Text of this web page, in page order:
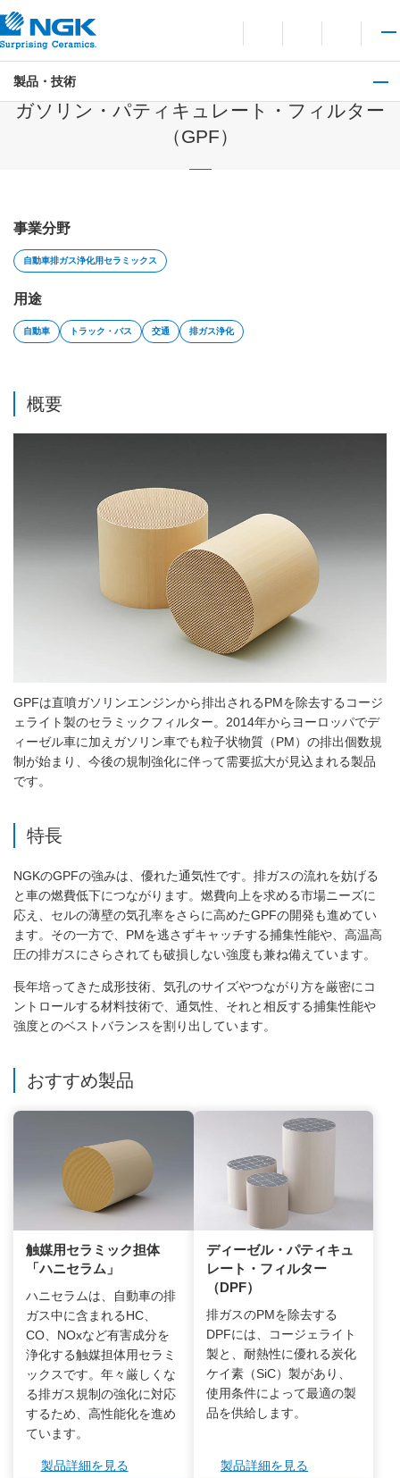
言語切り替えメニュー
サイト内検索を開
お問い合わせ
メイ
製品・技術
ガソリン・パティキュレート・フィルター
（GPF）
事業分野
自動車排ガス浄化用セラミックス
用途
自動車 トラック・バス 交通 排ガス浄化
概要
GPFは直噴ガソリンエンジンから排出されるPMを除去するコージ
ェライト製のセラミックフィルター。2014年からヨーロッパでデ
ィーゼル車に加えガソリン車でも粒子状物質（PM）の排出個数規
制が始まり、今後の規制強化に伴って需要拡大が見込まれる製品
です。
特長
NGKのGPFの強みは、優れた通気性です。排ガスの流れを妨げる
と車の燃費低下につながります。燃費向上を求める市場ニーズに
応え、セルの薄壁の気孔率をさらに高めたGPFの開発も進めてい
ます。その一方で、PMを逃さずキャッチする捕集性能や、高温高
圧の排ガスにさらされても破損しない強度も兼ね備えています。
長年培ってきた成形技術、気孔のサイズやつながり方を厳密にコ
ントロールする材料技術で、通気性、それと相反する捕集性能や
強度とのベストバランスを割り出しています。
おすすめ製品
触媒用セラミック担体
「ハニセラム」
ハニセラムは、自動車の排
ガス中に含まれるHC、
CO、NOxなど有害成分を
浄化する触媒担体用セラミ
ックスです。年々厳しくな
る排ガス規制の強化に対応
するため、高性能化を進め
ています。
製品詳細を見る
ディーゼル・パティキュ
レート・フィルター
（DPF）
排ガスのPMを除去する
DPFには、コージェライト
製と、耐熱性に優れる炭化
ケイ素（SiC）製があり、
使用条件によって最適の製
品を供給します。
製品詳細を見る